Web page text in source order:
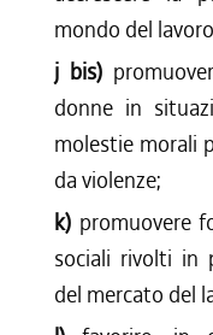
mondo del
j bis)
donne in
molestie morali
da violenze;
k) promuovere
sociali rivolti in
del mercato del